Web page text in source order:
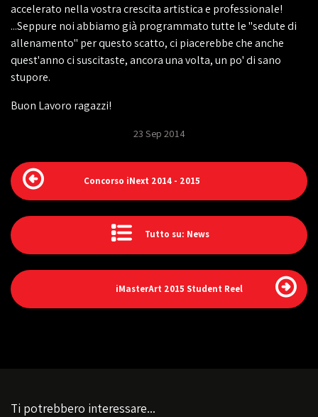
accelerato nella vostra crescita artistica e professionale!
...Seppure noi abbiamo già programmato tutte le "sedute di
allenamento" per questo scatto, ci piacerebbe che anche
quest'anno ci suscitaste, ancora una volta, un po' di sano
stupore.
Buon Lavoro ragazzi!
23 Sep 2014
Concorso iNext 2014 - 2015
Tutto su: News
iMasterArt 2015 Student Reel
Ti potrebbero interessare...